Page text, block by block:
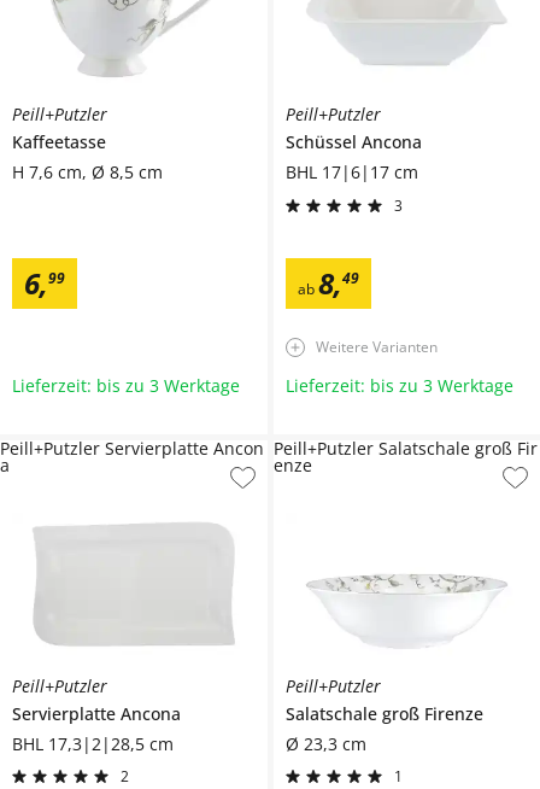
Peill+Putzler
Kaffeetasse
H 7,6 cm, Ø 8,5 cm
6,99
Lieferzeit: bis zu 3 Werktage
Peill+Putzler
Schüssel Ancona
BHL 17|6|17 cm
3
ab 8,49
Weitere Varianten
Lieferzeit: bis zu 3 Werktage
Peill+Putzler
Servierplatte Ancona
BHL 17,3|2|28,5 cm
2
Peill+Putzler Servierplatte Ancon
a
Peill+Putzler
Salatschale groß Firenze
Ø 23,3 cm
1
Peill+Putzler Salatschale groß Fir
enze